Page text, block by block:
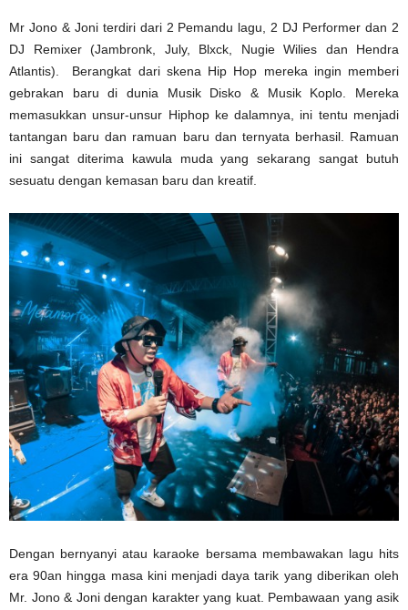
Mr Jono & Joni terdiri dari 2 Pemandu lagu, 2 DJ Performer dan 2
DJ Remixer (Jambronk, July, Blxck, Nugie Wilies dan Hendra
Atlantis). Berangkat dari skena Hip Hop mereka ingin memberi
gebrakan baru di dunia Musik Disko & Musik Koplo. Mereka
memasukkan unsur-unsur Hiphop ke dalamnya, ini tentu menjadi
tantangan baru dan ramuan baru dan ternyata berhasil. Ramuan
ini sangat diterima kawula muda yang sekarang sangat butuh
sesuatu dengan kemasan baru dan kreatif.
Dengan bernyanyi atau karaoke bersama membawakan lagu hits
era 90an hingga masa kini menjadi daya tarik yang diberikan oleh
Mr. Jono & Joni dengan karakter yang kuat. Pembawaan yang asik